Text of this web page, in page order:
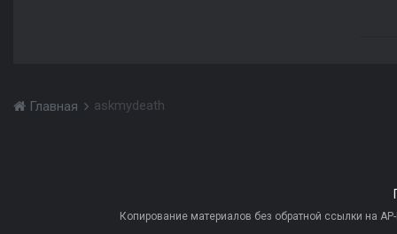
Главная askmydeath
Копирование материалов без обратной ссылки на